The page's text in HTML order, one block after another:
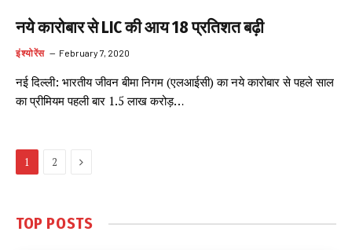
नये कारोबार से LIC की आय 18 प्रतिशत बढ़ी
इंश्योरेंस February 7, 2020
नई दिल्ली: भारतीय जीवन बीमा निगम (एलआईसी) का नये कारोबार से पहले साल
का प्रीमियम पहली बार 1.5 लाख करोड़…
1 2 Next
TOP POSTS